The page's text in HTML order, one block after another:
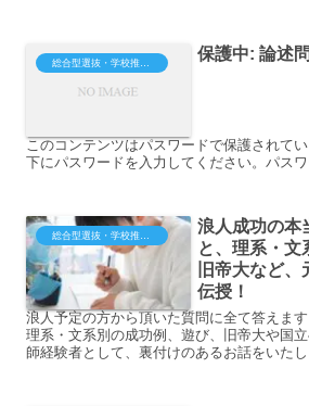
総合型選抜・学校推薦型（大学・短大・専門）
保護中: 論述
このコンテンツはパスワードで保護されて
下にパスワードを入力してください。パス
総合型選抜・学校推薦型（大学・短大・専門）
浪人成功の本
と、理系・文
旧帝大など
伝授！
浪人予定の方から頂いた質問に全て答えます
理系・文系別の成功例、遊び、旧帝大や国
師経験者として、裏付けのあるお話をいたし